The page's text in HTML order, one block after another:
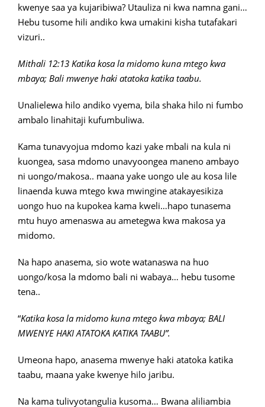
kwenye saa ya kujaribiwa? Utauliza ni kwa namna gani…
Hebu tusome hili andiko kwa umakini kisha tutafakari
vizuri..
Mithali 12:13 Katika kosa la midomo kuna mtego kwa
mbaya; Bali mwenye haki atatoka katika taabu.
Unalielewa hilo andiko vyema, bila shaka hilo ni fumbo
ambalo linahitaji kufumbuliwa.
Kama tunavyojua mdomo kazi yake mbali na kula ni
kuongea, sasa mdomo unavyoongea maneno ambayo
ni uongo/makosa.. maana yake uongo ule au kosa lile
linaenda kuwa mtego kwa mwingine atakayesikiza
uongo huo na kupokea kama kweli…hapo tunasema
mtu huyo amenaswa au ametegwa kwa makosa ya
midomo.
Na hapo anasema, sio wote watanaswa na huo
uongo/kosa la mdomo bali ni wabaya… hebu tusome
tena..
“Katika kosa la midomo kuna mtego kwa mbaya; BALI
MWENYE HAKI ATATOKA KATIKA TAABU”.
Umeona hapo, anasema mwenye haki atatoka katika
taabu, maana yake kwenye hilo jaribu.
Na kama tulivyotangulia kusoma… Bwana aliliambia